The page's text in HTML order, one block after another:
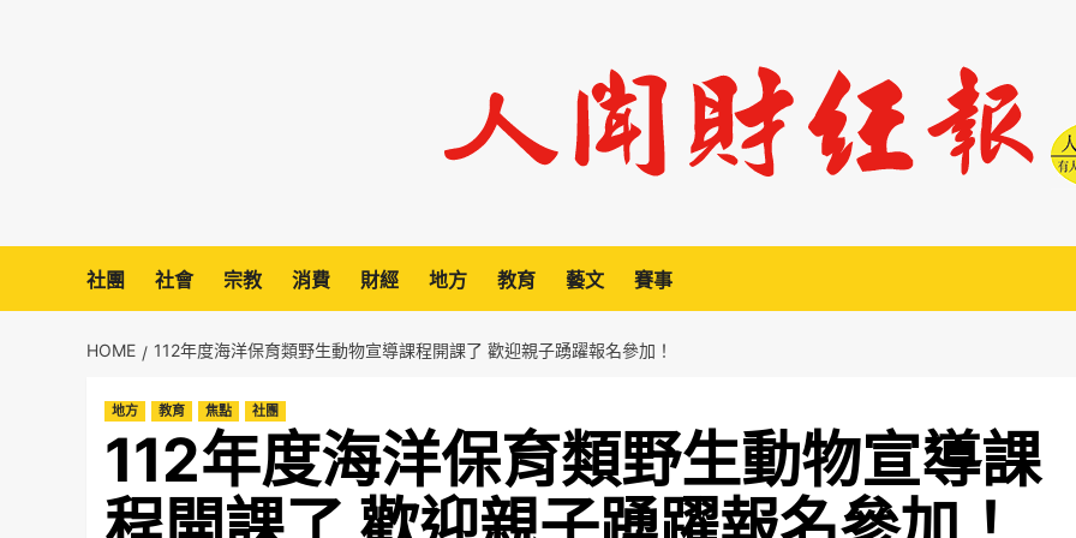
社團 社會 宗教 消費 財經 地方 教育 藝文 賽事
HOME 112年度海洋保育類野生動物宣導課程開課了 歡迎親子踴躍報名參加！
地方 教育 焦點 社團
112年度海洋保育類野生動物宣導課